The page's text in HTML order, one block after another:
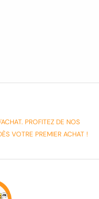
PROFITEZ DE NOS
VOTRE PREMIER ACHAT !